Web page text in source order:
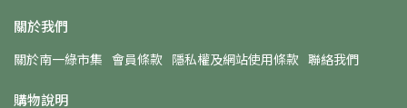
關於我們
關於南一綠市集 會員條款 隱私權及網站使用條款 聯絡我們
購物說明